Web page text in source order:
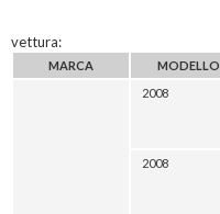
vettura:
MARCA MODELLO
2008
2008